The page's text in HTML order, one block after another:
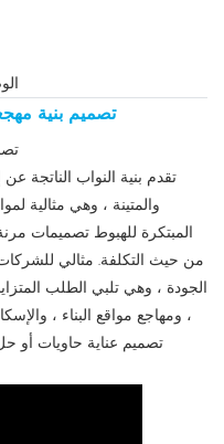
تصميم بنية
تقدم بنية النواب الناتجة
والمتينة ، وهي مثالية
المبتكرة للهبوط تصميمات
من حيث التكلفة. مثالي
الجودة ، وهي تلبي الطلب
، ومهاجع مواقع البناء ،
تصميم عناية حاويات أو